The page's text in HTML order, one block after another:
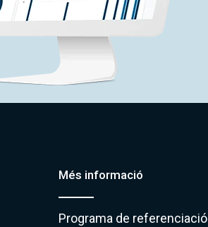
Més informació
Programa de referenciació